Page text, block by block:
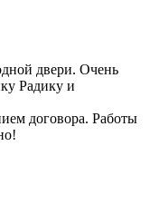
двери. Очень
Радику и
договора. Работы